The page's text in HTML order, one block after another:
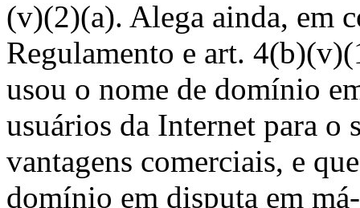
(v)(2)(a). Alega ainda, em
Regulamento e art.
usou o nome de domínio
usuários da Internet para o
vantagens comerciais, e
domínio em disputa em